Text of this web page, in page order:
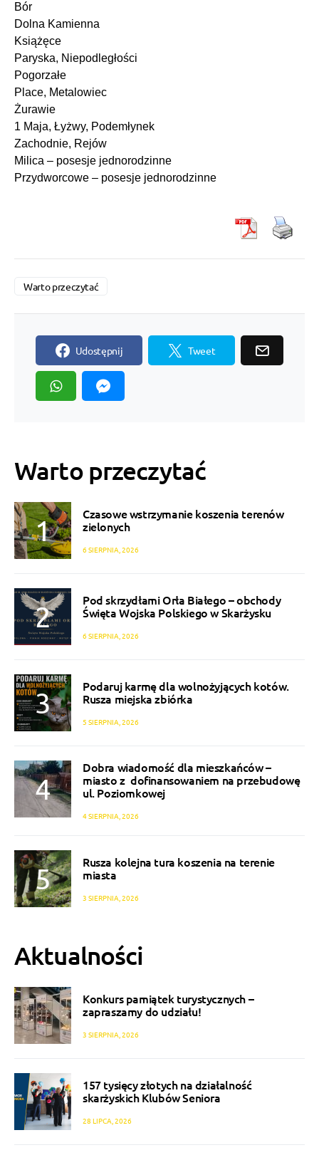
Bór
Dolna Kamienna
Książęce
Paryska, Niepodległości
Pogorzałe
Place, Metalowiec
Żurawie
1 Maja, Łyżwy, Podemłynek
Zachodnie, Rejów
Milica – posesje jednorodzinne
Przydworcowe – posesje jednorodzinne
Warto przeczytać
Udostępnij Tweet
Warto przeczytać
Czasowe wstrzymanie koszenia terenów
zielonych
6 SIERPNIA, 2026
Pod skrzydłami Orła Białego – obchody
Święta Wojska Polskiego w Skarżysku
6 SIERPNIA, 2026
Podaruj karmę dla wolnożyjących kotów.
Rusza miejska zbiórka
5 SIERPNIA, 2026
Dobra wiadomość dla mieszkańców –
miasto z dofinansowaniem na przebudowę
ul. Poziomkowej
4 SIERPNIA, 2026
Rusza kolejna tura koszenia na terenie
miasta
3 SIERPNIA, 2026
Aktualności
Konkurs pamiątek turystycznych –
zapraszamy do udziału!
3 SIERPNIA, 2026
157 tysięcy złotych na działalność
skarżyskich Klubów Seniora
28 LIPCA, 2026